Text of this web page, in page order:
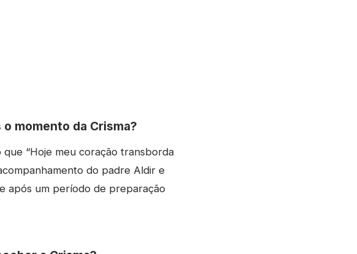
momento da Crisma?
“Hoje meu coração transborda
do padre Aldir e
após um período de preparação